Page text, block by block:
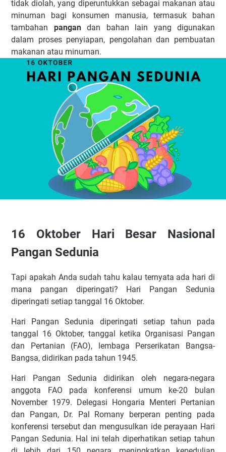
tidak diolah, yang diperuntukkan sebagai makanan atau
minuman bagi konsumen manusia, termasuk bahan
tambahan pangandan bahan lain yang digunakan
dalam proses penyiapan, pengolahan dan pembuatan
makanan atau minuman.
16 Oktober Hari Besar Nasional
Pangan Sedunia
Tapi apakah Anda sudah tahu kalau ternyata ada hari di
mana pangan diperingati? Hari Pangan Sedunia
diperingati setiap tanggal 16 Oktober.
Hari Pangan Sedunia diperingati setiap tahun pada
tanggal 16 Oktober, tanggal ketika Organisasi Pangan
dan Pertanian (FAO), lembaga Perserikatan Bangsa-
Bangsa, didirikan pada tahun 1945.
Hari Pangan Sedunia didirikan oleh negara-negara
anggota FAO pada konferensi umum ke-20 bulan
November 1979. Delegasi Hongaria Menteri Pertanian
dan Pangan, Dr. Pal Romany berperan penting pada
konferensi tersebut dan mengusulkan ide perayaan Hari
Pangan Sedunia. Hal ini telah diperhatikan setiap tahun